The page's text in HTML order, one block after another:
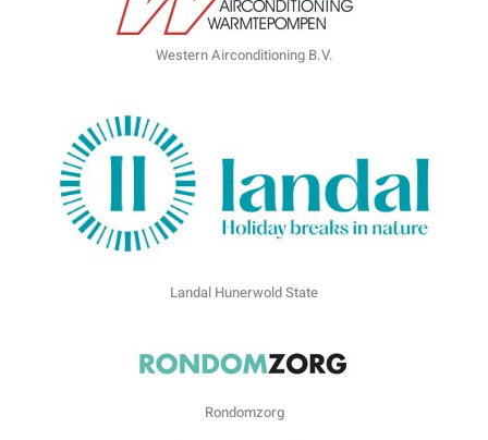
Western Airconditioning B.V.
Landal Hunerwold State
Rondomzorg